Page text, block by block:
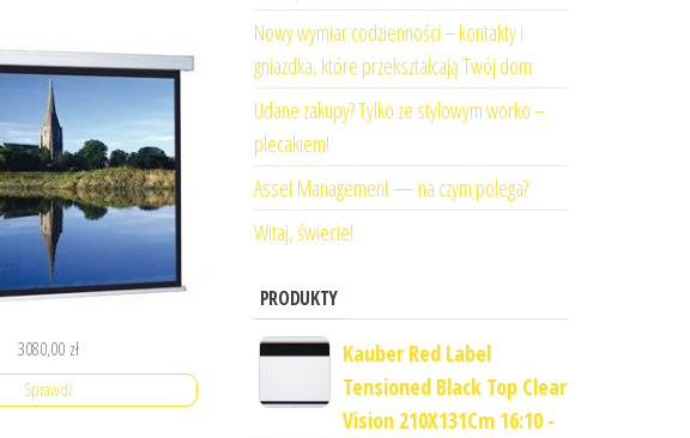
3080,00 zł
Sprawdź
Nowy wymiar codzienności – kontakty i
gniazdka, które przekształcają Twój dom
Udane zakupy? Tylko ze stylowym worko –
plecakiem!
Asset Management — na czym polega?
Witaj, świecie!
PRODUKTY
Kauber Red Label
Tensioned Black Top Clear
Vision 210X131Cm 16:10 -